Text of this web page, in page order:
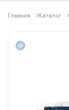
Главная Каталог